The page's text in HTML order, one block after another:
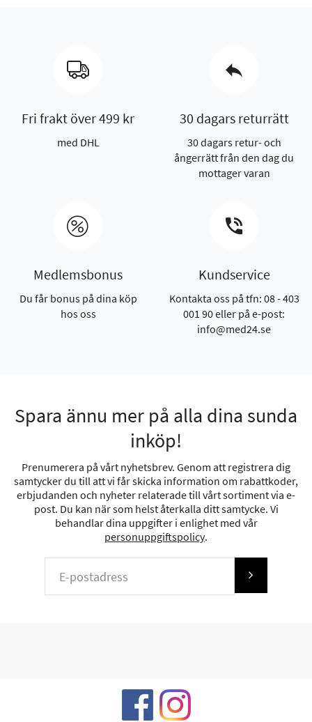
Fri frakt över 499 kr
med DHL
30 dagars returrätt
30 dagars retur- och
ångerrätt från den dag du
mottager varan
Medlemsbonus
Du får bonus på dina köp
hos oss
Kundservice
Kontakta oss på tfn: 08 - 403
001 90 eller på e-post:
info@med24.se
Spara ännu mer på alla dina sunda
inköp!
Prenumerera på vårt nyhetsbrev. Genom att registrera dig
samtycker du till att vi får skicka information om rabattkoder,
erbjudanden och nyheter relaterade till vårt sortiment via e-
post. Du kan när som helst återkalla ditt samtycke. Vi
behandlar dina uppgifter i enlighet med vår
personuppgiftspolicy.